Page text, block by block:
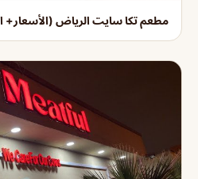
مطعم تكا سايت الرياض (الأسعار+